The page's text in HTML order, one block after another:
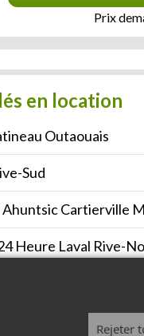
Prix
en location
Outaouais
Sud
Cartierville
Heure Laval Rive-
Rejeter